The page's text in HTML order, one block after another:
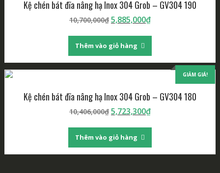
Kệ chén bát đĩa nâng hạ Inox 304 Grob – GV304 190
10,700,000₫ 5,885,000₫
Thêm vào giỏ hàng
GIẢM GIÁ!
Kệ chén bát đĩa nâng hạ Inox 304 Grob – GV304 180
10,406,000₫ 5,723,300₫
Thêm vào giỏ hàng